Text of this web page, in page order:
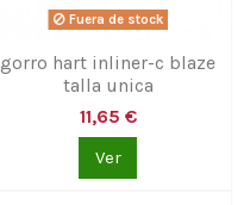
Fuera de stock
gorro hart inliner-c blaze
talla unica
11,65 €
Ver